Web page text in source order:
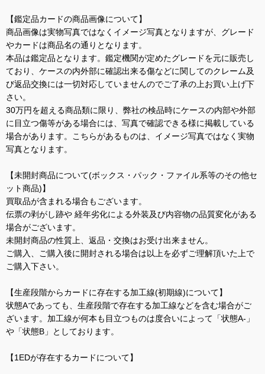
【鑑定品カードの商品画像について】
商品画像は実物写真ではなくイメージ写真となりますが、グレード
やカードは商品名の通りとなります。
本品は鑑定品となります。鑑定機関が定めたグレードを元に販売し
ており、ケースの内外部に確認出来る傷などに関してのクレーム及
び返品交換には一切対応していませんのでご了承の上お買い上げ下
さい。
30万円を超える商品類に限り、弊社の検品時にケースの内部や外部
に目立つ傷等がある場合には、写真で確認できる様に掲載している
場合があります。こちらがあるものは、イメージ写真ではなく実物
写真となります。
【未開封商品について(ボックス・パック・ファイル系等のその他セ
ット商品)】
買取品が含まれる場合もございます。
伝票の剥がし跡や 経年劣化による外装及び内容物の品質変化がある
場合がございます。
未開封商品の性質上、返品・交換はお受け出来ません。
ご購入、ご購入後に開封される場合は以上を必ずご理解頂いた上で
ご購入下さい。
【生産段階からカードに存在する加工線(初期線)について】
状態Aであっても、生産段階で存在する加工線などを含む場合がご
ざいます。加工線が何本も目立つものは度合いによって「状態A-」
や「状態B」としております。
【1EDが存在するカードについて】